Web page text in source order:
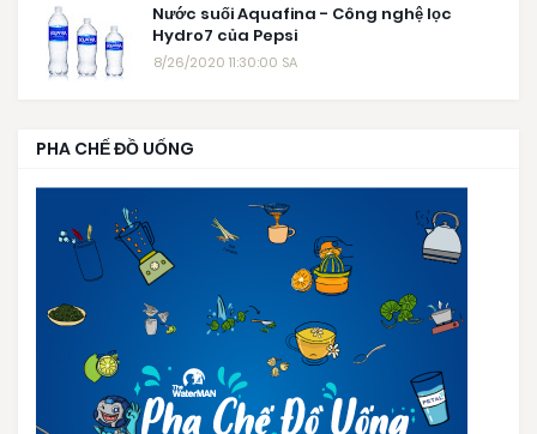
Nước suối Aquafina - Công nghệ lọc
Hydro7 của Pepsi
8/26/2020 11:30:00 SA
PHA CHẾ ĐỒ UỐNG